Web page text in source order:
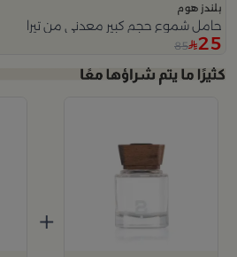
بلندز هوم
حامل شموع حجم كبير معدني من تيرا
25
85
+